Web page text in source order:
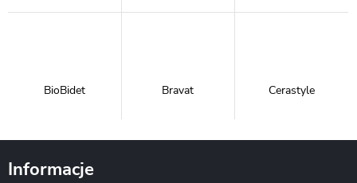
BioBidet Bravat Cerastyle
Informacje